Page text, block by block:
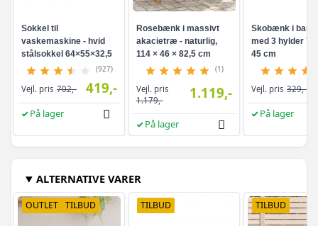
Sokkel til
vaskemaskine - hvid
stålsokkel 64×55×32,5
cm
(927)
Vejl. pris 702,- 419,-
På lager
Rosebænk i massivt
akacietræ - naturlig,
114 × 46 × 82,5 cm
(1)
Vejl. pris
1.179,-
1.119,-
På lager
Skobænk i
med 3 hylder 70
45 cm
Vejl. pris 329,-
På lager
ALTERNATIVE VARER
OUTLET TILBUD TILBUD TILBUD